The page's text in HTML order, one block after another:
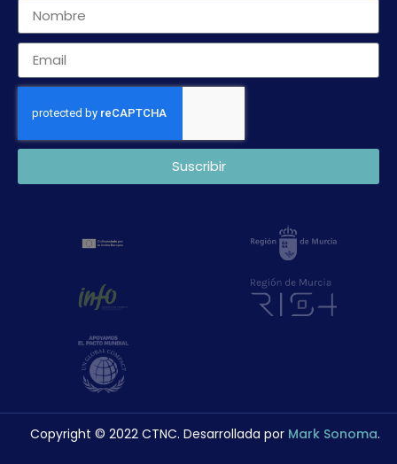
Suscribir
Copyright © 2022 CTNC. Desarrollada por Mark Sonoma.